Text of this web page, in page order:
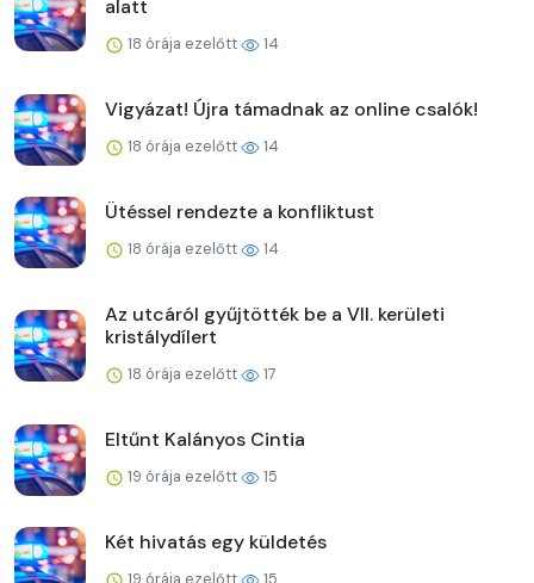
alatt
18 órája ezelőtt 14
Vigyázat! Újra támadnak az online csalók!
18 órája ezelőtt 14
Ütéssel rendezte a konfliktust
18 órája ezelőtt 14
Az utcáról gyűjtötték be a VII. kerületi
kristálydílert
18 órája ezelőtt 17
Eltűnt Kalányos Cintia
19 órája ezelőtt 15
Két hivatás egy küldetés
19 órája ezelőtt 15